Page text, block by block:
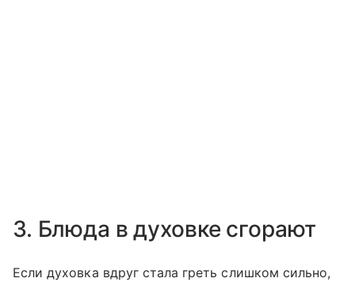
3. Блюда в духовке сгорают
Если духовка вдруг стала греть слишком сильно,